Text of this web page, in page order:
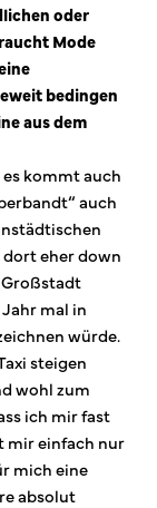
oder
Mode
bedingen
aus dem
kommt auch
auch
eher down
Großstadt
mal in
würde.
steigen
wohl zum
ich mir fast
mir einfach nur
mich eine
absolut